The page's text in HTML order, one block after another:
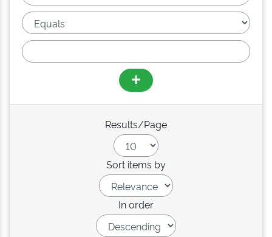
Results/Page
Sort items by
In order